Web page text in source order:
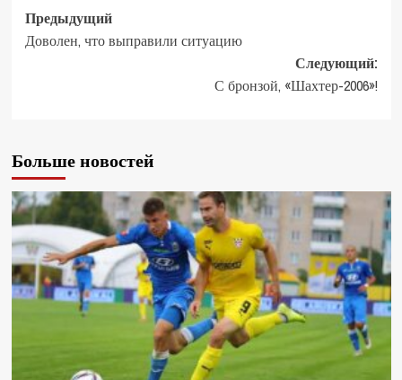
Предыдущий
Доволен, что выправили ситуацию
Следующий:
С бронзой, «Шахтер-2006»!
Больше новостей